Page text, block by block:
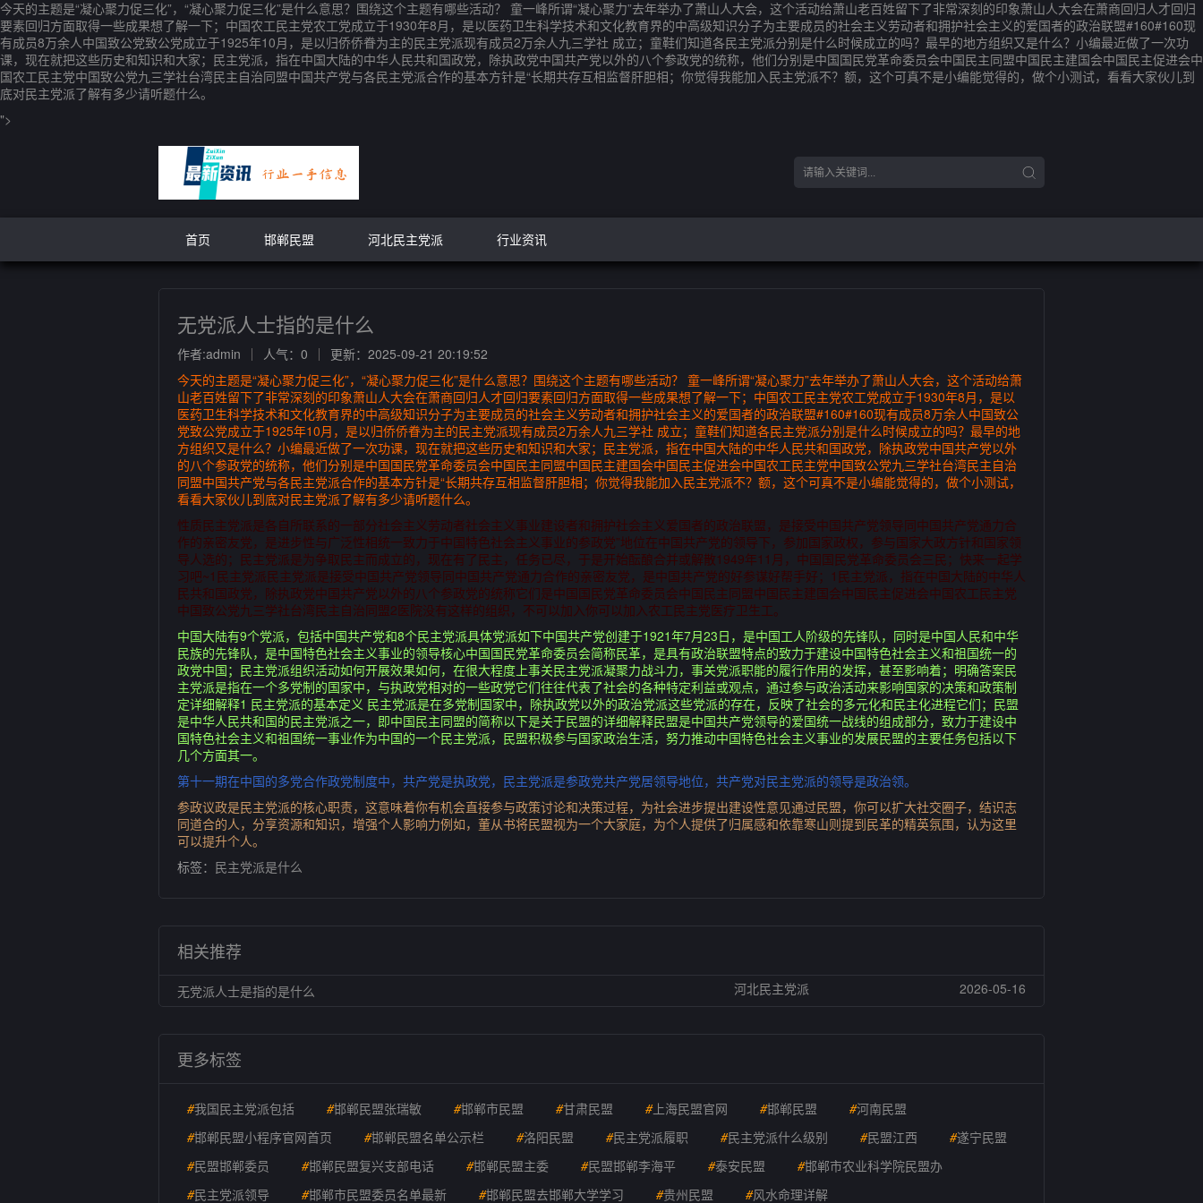
今天的主题是“凝心聚力促三化”，“凝心聚力促三化”是什么意思？围绕这个主题有哪些活动？ 童一峰所谓“凝心聚力”去年举办了萧山人大会，这个活动给萧山老百姓留下了非常深刻的印象萧山人大会在萧商回归人才回归
要素回归方面取得一些成果想了解一下；中国农工民主党农工党成立于1930年8月，是以医药卫生科学技术和文化教育界的中高级知识分子为主要成员的社会主义劳动者和拥护社会主义的爱国者的政治联盟#160#160现
有成员8万余人中国致公党致公党成立于1925年10月，是以归侨侨眷为主的民主党派现有成员2万余人九三学社 成立；童鞋们知道各民主党派分别是什么时候成立的吗？最早的地方组织又是什么？小编最近做了一次功
课，现在就把这些历史和知识和大家；民主党派，指在中国大陆的中华人民共和国政党，除执政党中国共产党以外的八个参政党的统称，他们分别是中国国民党革命委员会中国民主同盟中国民主建国会中国民主促进会中
国农工民主党中国致公党九三学社台湾民主自治同盟中国共产党与各民主党派合作的基本方针是“长期共存互相监督肝胆相；你觉得我能加入民主党派不？额，这个可真不是小编能觉得的，做个小测试，看看大家伙儿到
底对民主党派了解有多少请听题什么。
">
首页 邯郸民盟 河北民主党派 行业资讯
无党派人士指的是什么
作者:admin 人气：0
更新：2025-09-21 20:19:52
今天的主题是“凝心聚力促三化”，“凝心聚力促三化”是什么意思？围绕这个主题有哪些活动？ 童一峰所谓“凝心聚力”去年举办了萧山人大会，这个活动给萧
山老百姓留下了非常深刻的印象萧山人大会在萧商回归人才回归要素回归方面取得一些成果想了解一下；中国农工民主党农工党成立于1930年8月，是以
医药卫生科学技术和文化教育界的中高级知识分子为主要成员的社会主义劳动者和拥护社会主义的爱国者的政治联盟#160#160现有成员8万余人中国致公
党致公党成立于1925年10月，是以归侨侨眷为主的民主党派现有成员2万余人九三学社 成立；童鞋们知道各民主党派分别是什么时候成立的吗？最早的地
方组织又是什么？小编最近做了一次功课，现在就把这些历史和知识和大家；民主党派，指在中国大陆的中华人民共和国政党，除执政党中国共产党以外
的八个参政党的统称，他们分别是中国国民党革命委员会中国民主同盟中国民主建国会中国民主促进会中国农工民主党中国致公党九三学社台湾民主自治
同盟中国共产党与各民主党派合作的基本方针是“长期共存互相监督肝胆相；你觉得我能加入民主党派不？额，这个可真不是小编能觉得的，做个小测试，
看看大家伙儿到底对民主党派了解有多少请听题什么。
性质民主党派是各自所联系的一部分社会主义劳动者社会主义事业建设者和拥护社会主义爱国者的政治联盟，是接受中国共产党领导同中国共产党通力合
作的亲密友党，是进步性与广泛性相统一致力于中国特色社会主义事业的参政党”地位在中国共产党的领导下，参加国家政权，参与国家大政方针和国家领
导人选的；民主党派是为争取民主而成立的，现在有了民主，任务已尽，于是开始酝酿合并或解散1949年11月，中国国民党革命委员会三民；快来一起学
习吧~1民主党派民主党派是接受中国共产党领导同中国共产党通力合作的亲密友党，是中国共产党的好参谋好帮手好；1民主党派，指在中国大陆的中华人
民共和国政党，除执政党中国共产党以外的八个参政党的统称它们是中国国民党革命委员会中国民主同盟中国民主建国会中国民主促进会中国农工民主党
中国致公党九三学社台湾民主自治同盟2医院没有这样的组织，不可以加入你可以加入农工民主党医疗卫生工。
中国大陆有9个党派，包括中国共产党和8个民主党派具体党派如下中国共产党创建于1921年7月23日，是中国工人阶级的先锋队，同时是中国人民和中华
民族的先锋队，是中国特色社会主义事业的领导核心中国国民党革命委员会简称民革，是具有政治联盟特点的致力于建设中国特色社会主义和祖国统一的
政党中国；民主党派组织活动如何开展效果如何，在很大程度上事关民主党派凝聚力战斗力，事关党派职能的履行作用的发挥，甚至影响着；明确答案民
主党派是指在一个多党制的国家中，与执政党相对的一些政党它们往往代表了社会的各种特定利益或观点，通过参与政治活动来影响国家的决策和政策制
定详细解释1 民主党派的基本定义 民主党派是在多党制国家中，除执政党以外的政治党派这些党派的存在，反映了社会的多元化和民主化进程它们；民盟
是中华人民共和国的民主党派之一，即中国民主同盟的简称以下是关于民盟的详细解释民盟是中国共产党领导的爱国统一战线的组成部分，致力于建设中
国特色社会主义和祖国统一事业作为中国的一个民主党派，民盟积极参与国家政治生活，努力推动中国特色社会主义事业的发展民盟的主要任务包括以下
几个方面其一。
第十一期在中国的多党合作政党制度中，共产党是执政党，民主党派是参政党共产党居领导地位，共产党对民主党派的领导是政治领。
参政议政是民主党派的核心职责，这意味着你有机会直接参与政策讨论和决策过程，为社会进步提出建设性意见通过民盟，你可以扩大社交圈子，结识志
同道合的人，分享资源和知识，增强个人影响力例如，董从书将民盟视为一个大家庭，为个人提供了归属感和依靠寒山则提到民革的精英氛围，认为这里
可以提升个人。
标签： 民主党派是什么
相关推荐
无党派人士是指的是什么 河北民主党派 2026-05-16
更多标签
#我国民主党派包括 #邯郸民盟张瑞敏 #邯郸市民盟 #甘肃民盟 #上海民盟官网 #邯郸民盟 #河南民盟
#邯郸民盟小程序官网首页 #邯郸民盟名单公示栏 #洛阳民盟 #民主党派履职 #民主党派什么级别 #民盟江西 #遂宁民盟
#民盟邯郸委员 #邯郸民盟复兴支部电话 #邯郸民盟主委 #民盟邯郸李海平 #泰安民盟 #邯郸市农业科学院民盟办
#民主党派领导 #邯郸市民盟委员名单最新 #邯郸民盟去邯郸大学学习 #贵州民盟 #风水命理详解